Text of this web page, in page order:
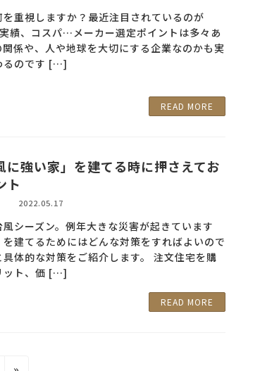
重視しますか？最近注目されているのが
績、コスパ…メーカー選定ポイントは多々あ
係や、人や地球を大切にする企業なのかも実
るのです […]
READ MORE
に強い家」を建てる時に押さえてお
ト
2022.05.17
シーズン。例年大きな災害が起きています
建てるためにはどんな対策をすればよいので
体的な対策をご紹介します。 注文住宅を購
ット、価 […]
READ MORE